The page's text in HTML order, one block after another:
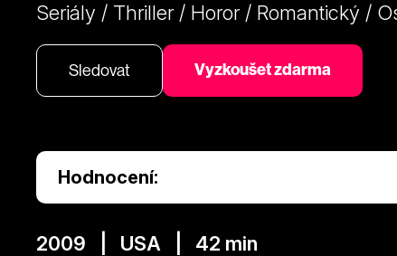
Seriály / Thriller / Horor / Romantický /
Sledovat Vyzkoušet zdarma
Hodnocení:
2009 | USA | 42 min